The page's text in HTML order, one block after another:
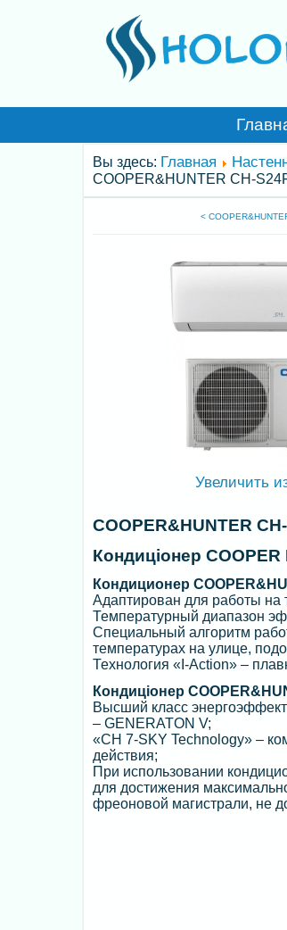
Вы здесь: Главная
COOPER&HUNTER CH-
<
Увеличить
COOPER&HUNTER
Кондиціонер COOPER
Кондиционер
Адаптирован для работы на
Температурный диапазон
Специальный алгоритм
температурах на улице,
Технология «I-Action» –
Кондиціонер
Высший класс
– GENERATON V;
«CH 7-SKY Technology» –
действия;
При использовании
для достижения
фреоновой магистрали, не